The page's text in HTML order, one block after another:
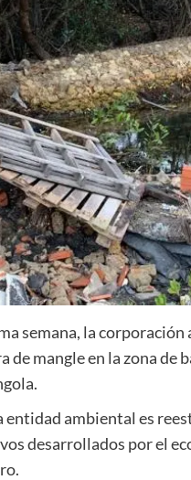
semana, la
de mangle en la zona de
entidad ambiental es
desarrollados por el